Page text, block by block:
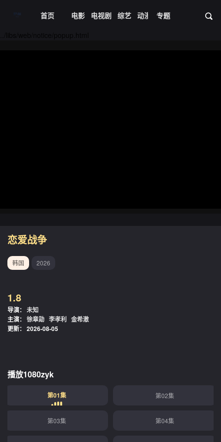
首页 电影 电视剧 综艺 动漫 短剧大全 资
专题
恋爱战争
韩国 2026
1.8
导演： 未知
主演： 徐章勋 李孝利 金希澈
更新： 2026-08-05
播放1080zyk
第01集 第02集
第03集 第04集